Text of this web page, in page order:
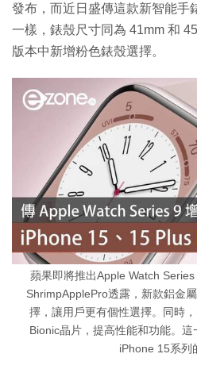
發布，而近日盛傳這款新智能手
一樣，錶殼尺寸同為 41mm 和
版本中新增粉色錶殼選擇。
蘋果即將推出Apple Watch
ShrimpApplePro透露，新款鋁金
擇，讓用戶更有個性選擇。同時
Bionic晶片，提高性能和功能。
iPhone 15系列